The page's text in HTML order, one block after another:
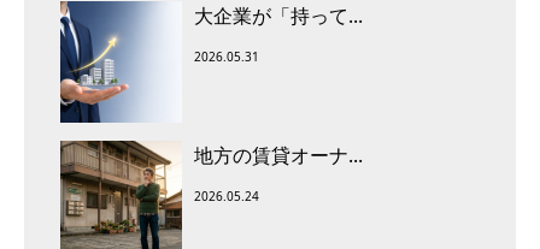
大企業が「持って...
2026.05.31
地方の賃貸オーナ...
2026.05.24